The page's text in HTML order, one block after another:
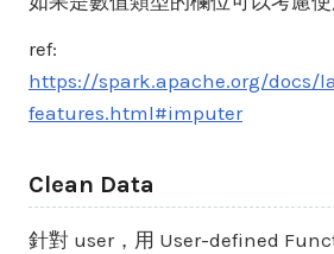
ref:
https://spark.apache.org/docs/
features.html#imputer
Clean Data
針對 user，用 User-defined